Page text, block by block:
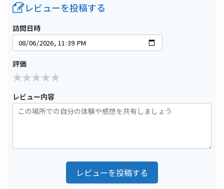
レビューを投稿する
訪問日時
評価
レビュー内容
レビューを投稿する